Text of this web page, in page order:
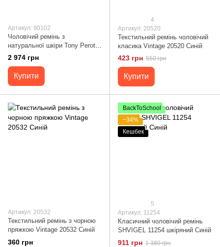
Артикул: 90102
Чоловічий ремінь з
натуральної шкіри Tony Perotti
Cinture 414 blu (90102) Темно-
2 974 грн
Купити
4
Артикул: 20520
Текстильний ремінь чоловічий
класика Vintage 20520 Синій
423 грн 550 грн
Купити
Артикул: 20532
Текстильний ремінь з чорною
пряжкою Vintage 20532 Синій
360 грн
BackToSchool
−34%
Кешбек
5
Артикул: 11254
Класичний чоловічий ремінь
SHVIGEL 11254 шкіряний Синій
911 грн 1 380 грн